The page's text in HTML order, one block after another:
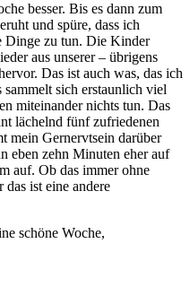
besser. Bis es dann zum
und spüre, dass ich
Dinge zu tun. Die Kinder
aus unserer – übrigens
Das ist auch was, das ich
sammelt sich erstaunlich viel
miteinander nichts tun. Das
lächelnd fünf zufriedenen
mein Gernervtsein darüber
eben zehn Minuten eher auf
auf. Ob das immer ohne
das ist eine andere
schöne Woche,